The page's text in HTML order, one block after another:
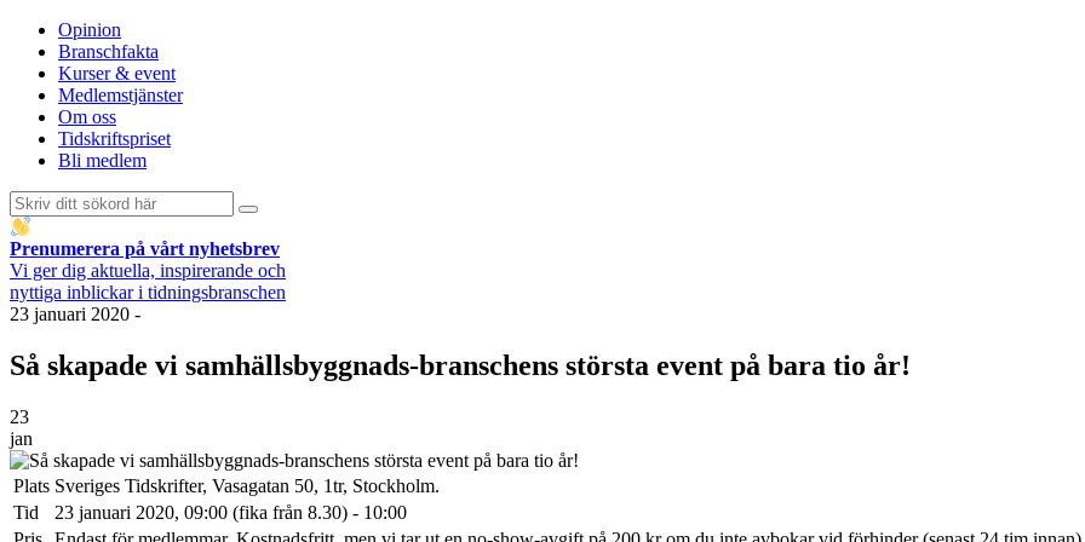
Opinion
Branschfakta
Kurser & event
Medlemstjänster
Om oss
Tidskriftspriset
Bli medlem
Prenumerera på vårt nyhetsbrev
Vi ger dig aktuella, inspirerande och
nyttiga inblickar i tidningsbranschen
23 januari 2020 -
Så skapade vi samhällsbyggnads-branschens största event på bara tio år!
23
jan
Plats Sveriges Tidskrifter, Vasagatan 50, 1tr, Stockholm.
Tid
23 januari 2020, 09:00 (fika från 8.30) - 10:00